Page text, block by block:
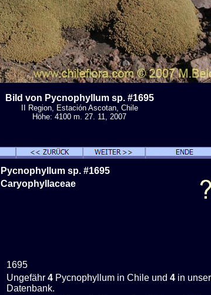
Bild von Pycnophyllum sp. #1695
II Region, Estación Ascotan, Chile
Höhe: 4100 m. 27. 11, 2007
Pycnophyllum sp. #1695
Caryophyllaceae
1695
Ungefähr 4 Pycnophyllum in Chile und 4 in
Datenbank.